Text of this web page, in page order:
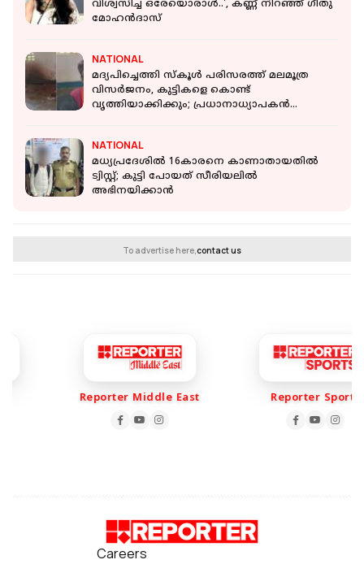
വിശ്വസിച്ച ഒരേയൊരാൾ..', കണ്ണ് നിറഞ്ഞ് ഗീതു
മോഹന്‍ദാസ്
NATIONAL
മദ്യപിച്ചെത്തി സ്കൂൾ പരിസരത്ത് മലമൂത്ര
വിസർജനം, കുട്ടികളെ കൊണ്ട്
വൃത്തിയാക്കിക്കും; പ്രധാനാധ്യാപകൻ
NATIONAL
മധ്യപ്രദേശിൽ 16കാരനെ കാണാതായതിൽ
ട്വിസ്റ്റ്; കുട്ടി പോയത് സീരിയലിൽ
അഭിനയിക്കാൻ
To advertise here,contact us
Reporter Middle East Reporter Sports
Careers